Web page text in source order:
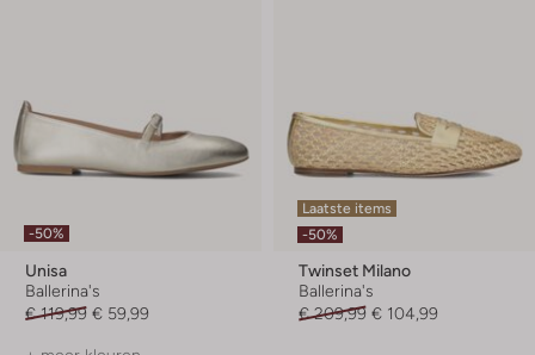
-50%
Unisa
Ballerina's
€ 119,99 € 59,99
Laatste items
-50%
Twinset Milano
Ballerina's
€ 209,99 € 104,99